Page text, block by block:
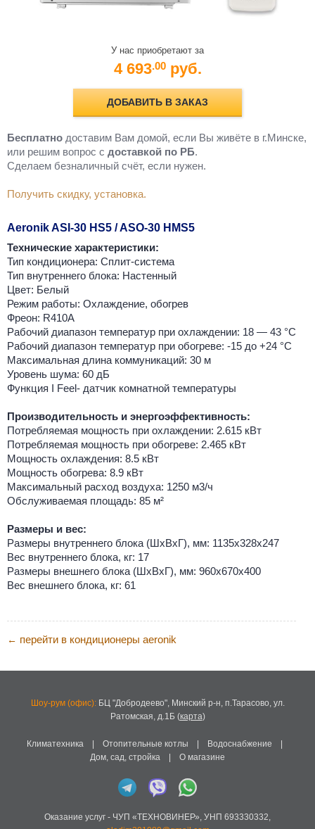
У нас приобретают за
4 693.00 руб.
ДОБАВИТЬ В ЗАКАЗ
Бесплатно доставим Вам домой, если Вы живёте в г.Минске,
или решим вопрос с доставкой по РБ.
Cделаем безналичный счёт, если нужен.
Получить скидку, установка.
Aeronik ASI-30 HS5 / ASO-30 HMS5
Технические характеристики:
Тип кондиционера: Сплит-система
Тип внутреннего блока: Настенный
Цвет: Белый
Режим работы: Охлаждение, обогрев
Фреон: R410A
Рабочий диапазон температур при охлаждении: 18 — 43 °C
Рабочий диапазон температур при обогреве: -15 до +24 °C
Максимальная длина коммуникаций: 30 м
Уровень шума: 60 дБ
Функция I Feel- датчик комнатной температуры
Производительность и энергоэффективность:
Потребляемая мощность при охлаждении: 2.615 кВт
Потребляемая мощность при обогреве: 2.465 кВт
Мощность охлаждения: 8.5 кВт
Мощность обогрева: 8.9 кВт
Максимальный расход воздуха: 1250 м3/ч
Обслуживаемая площадь: 85 м²
Размеры и вес:
Размеры внутреннего блока (ШхВхГ), мм: 1135х328х247
Вес внутреннего блока, кг: 17
Размеры внешнего блока (ШхВхГ), мм: 960х670х400
Вес внешнего блока, кг: 61
← перейти в кондиционеры aeronik
Шоу-рум (офис):БЦ "Добродеево", Минский р-н, п.Тарасово, ул.
Ратомская, д.1Б(карта)
Климатехника | Отопительные котлы | Водоснабжение |
Дом, сад, стройка | О магазине
Оказание услуг - ЧУП «ТЕХНОВИНЕР» УНП 693330332